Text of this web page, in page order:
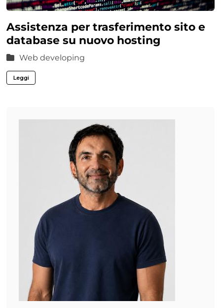
Assistenza per trasferimento sito e
database su nuovo hosting
Web developing
Leggi